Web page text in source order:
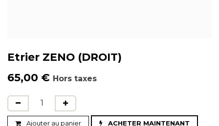
Etrier ZENO (DROIT)
65,00 € Hors taxes
Ajouter au panier ACHETER MAINTENANT